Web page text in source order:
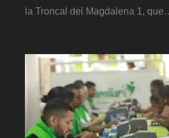
la Troncal del Magdalena 1, que…